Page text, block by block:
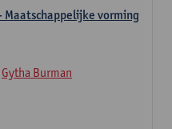
vorming
Gytha Burman